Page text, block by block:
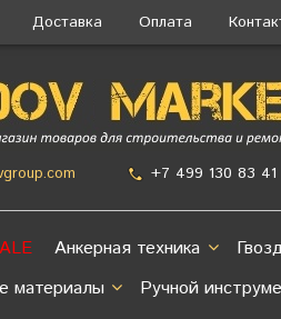
Доставка Оплата
+7 499 130 83 41
Анкерная техника
материалы
Ручной